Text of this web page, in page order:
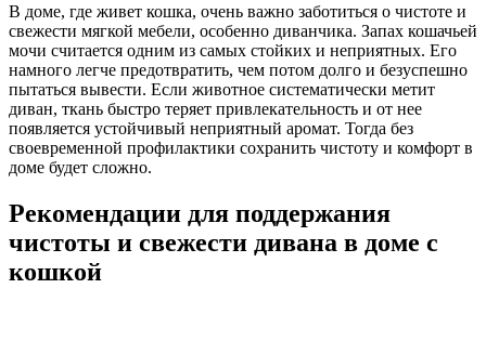
В доме, где живет кошка, очень важно заботиться о чистоте и
свежести мягкой мебели, особенно диванчика. Запах кошачьей
мочи считается одним из самых стойких и неприятных. Его
намного легче предотвратить, чем потом долго и безуспешно
пытаться вывести. Если животное систематически метит
диван, ткань быстро теряет привлекательность и от нее
появляется устойчивый неприятный аромат. Тогда без
своевременной профилактики сохранить чистоту и комфорт в
доме будет сложно.
Рекомендации для поддержания
чистоты и свежести дивана в доме с
кошкой